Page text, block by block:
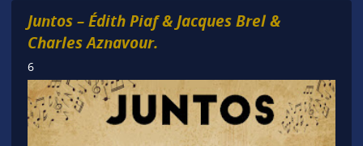
Juntos – Édith Piaf & Jacques Brel &
Charles Aznavour.
6